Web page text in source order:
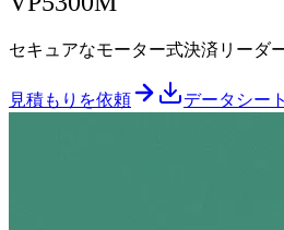
セキュアなモーター式決済リーダ
見積もりを依頼 データシー